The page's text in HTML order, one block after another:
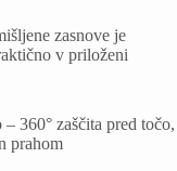
zasnove je
v priloženi